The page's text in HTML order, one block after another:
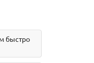
быстро